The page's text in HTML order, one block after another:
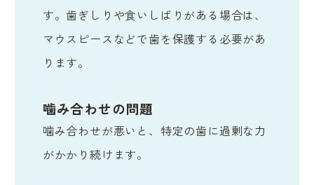
す。歯ぎしりや食いしばりがある場合は、
マウスピースなどで歯を保護する必要があ
ります。
噛み合わせの問題
噛み合わせが悪いと、特定の歯に過剰な力
がかかり続けます。